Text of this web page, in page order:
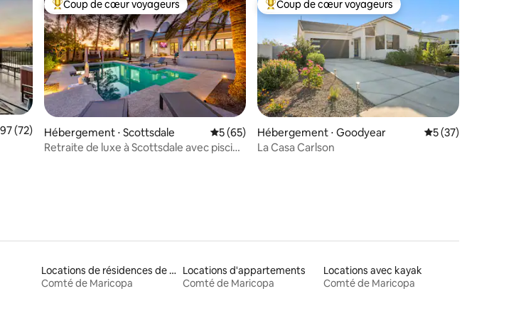
: 4,98 sur 5
moyenne sur la base de 72 commentaires : 4,97 sur 5
(72)
Coups de cœur voyageurs les plus appréciés
Coup de cœur voyageurs
Hébergement ⋅ Scottsdale Évaluation moyenne sur la base de 65 commentaires : 5 sur 5
5 (65)
Retraite de luxe à Scottsdale avec piscine
Coups de cœur voyageurs les plus appréciés
Coup de cœur voyageurs
Hébergement ⋅ Goodyear Évaluation
5 (37)
La Casa Carlson
Locations de résidences de tourisme
Comté de Maricopa
Locations d'appartements
Comté de Maricopa
Locations avec kayak
Comté de Maricopa